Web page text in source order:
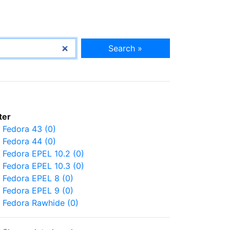
Search »
Fedora 43 (0)
Fedora 44 (0)
Fedora EPEL 10.2 (0)
Fedora EPEL 10.3 (0)
Fedora EPEL 8 (0)
Fedora EPEL 9 (0)
Fedora Rawhide (0)